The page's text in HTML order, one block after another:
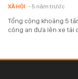
XÃ HỘI - 5 năm trước
Tổng cộng khoảng 5
công an đưa lên xe tải